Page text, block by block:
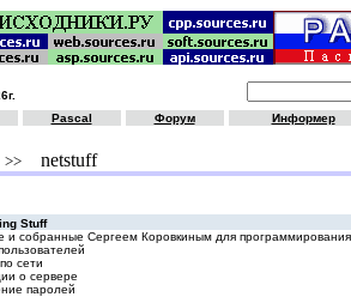
Pascal Форум Информер
>> netstuff
Stuff
и собранные Сергеем Коровкиным для
сети
о сервере
паролей